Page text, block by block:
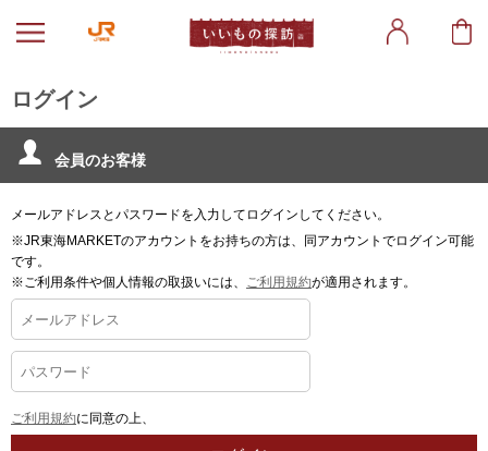
ログイン
会員のお客様
メールアドレスとパスワードを入力してログインしてください。
※JR東海MARKETのアカウントをお持ちの方は、同アカウントでログイン可能
です。
※ご利用条件や個人情報の取扱いには、 ご利用規約が適用されます。
ご利用規約に同意の上、